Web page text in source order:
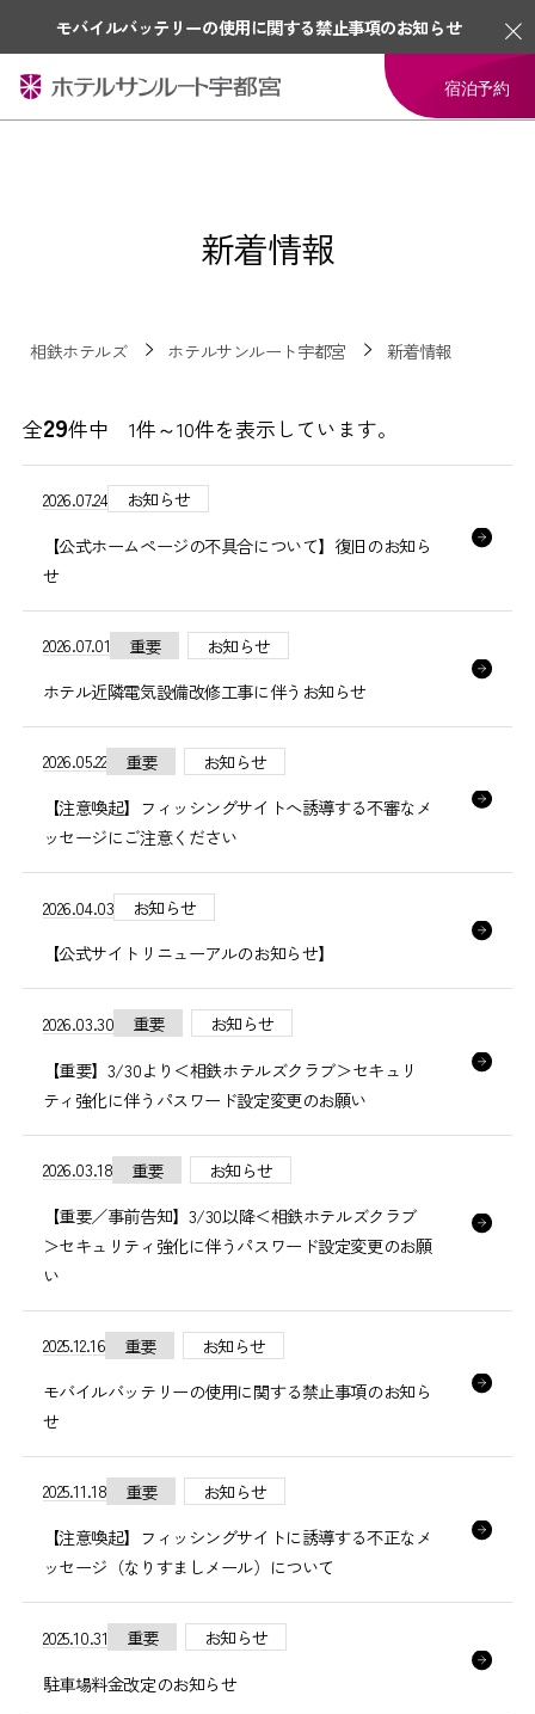
モバイルバッテリーの使用に関する禁止事項のお知らせ
宿泊予約
新着情報
相鉄ホテルズ ホテルサンルート宇都宮 新着情報
全29件中 1件～10件を表示しています。
2026.07.24
お知らせ
【公式ホームページの不具合について】復旧のお知ら
せ
2026.07.01 重要
お知らせ
ホテル近隣電気設備改修工事に伴うお知らせ
2026.05.22 重要
お知らせ
【注意喚起】フィッシングサイトへ誘導する不審なメ
ッセージにご注意ください
2026.04.03
お知らせ
【公式サイトリニューアルのお知らせ】
2026.03.30 重要
お知らせ
【重要】3/30より＜相鉄ホテルズクラブ＞セキュリ
ティ強化に伴うパスワード設定変更のお願い
2026.03.18 重要
お知らせ
【重要／事前告知】3/30以降＜相鉄ホテルズクラブ
＞セキュリティ強化に伴うパスワード設定変更のお願
い
2025.12.16 重要
お知らせ
モバイルバッテリーの使用に関する禁止事項のお知ら
せ
2025.11.18 重要
お知らせ
【注意喚起】フィッシングサイトに誘導する不正なメ
ッセージ（なりすましメール）について
2025.10.31 重要
お知らせ
駐車場料金改定のお知らせ